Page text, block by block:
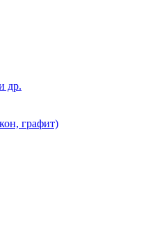
др.
графит)